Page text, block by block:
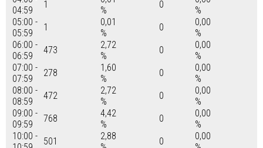
04:59
1
%
0
%
05:00 -
05:59
1
0,01
%
0
0,00
%
06:00 -
06:59
473
2,72
%
0
0,00
%
07:00 -
07:59
278
1,60
%
0
0,00
%
08:00 -
08:59
472
2,72
%
0
0,00
%
09:00 -
09:59
768
4,42
%
0
0,00
%
10:00 - 501
2,88
0
0,00